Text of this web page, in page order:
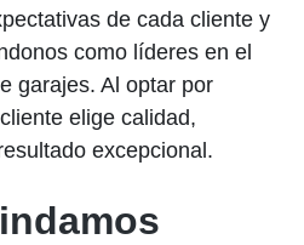
de cada cliente y
como líderes en el
garajes. Al optar por
elige calidad,
excepcional.